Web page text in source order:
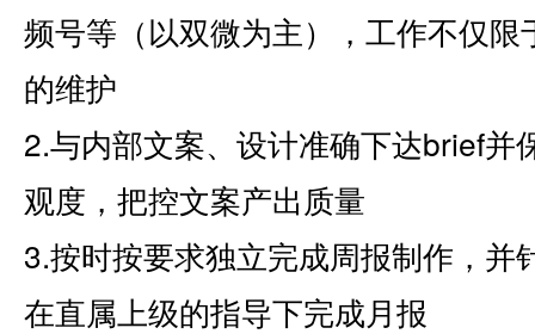
频号等（以双微为主），工作不仅
的维护
2.与内部文案、设计准确下达brief并
观度，把控文案产出质量
3.按时按要求独立完成周报制作，并
在直属上级的指导下完成月报